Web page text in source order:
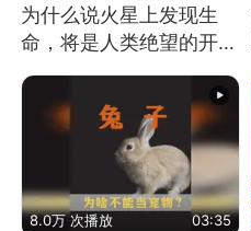
为什么说火星上发现生
命，将是人类绝望的开
8.0万 次播放 03:35